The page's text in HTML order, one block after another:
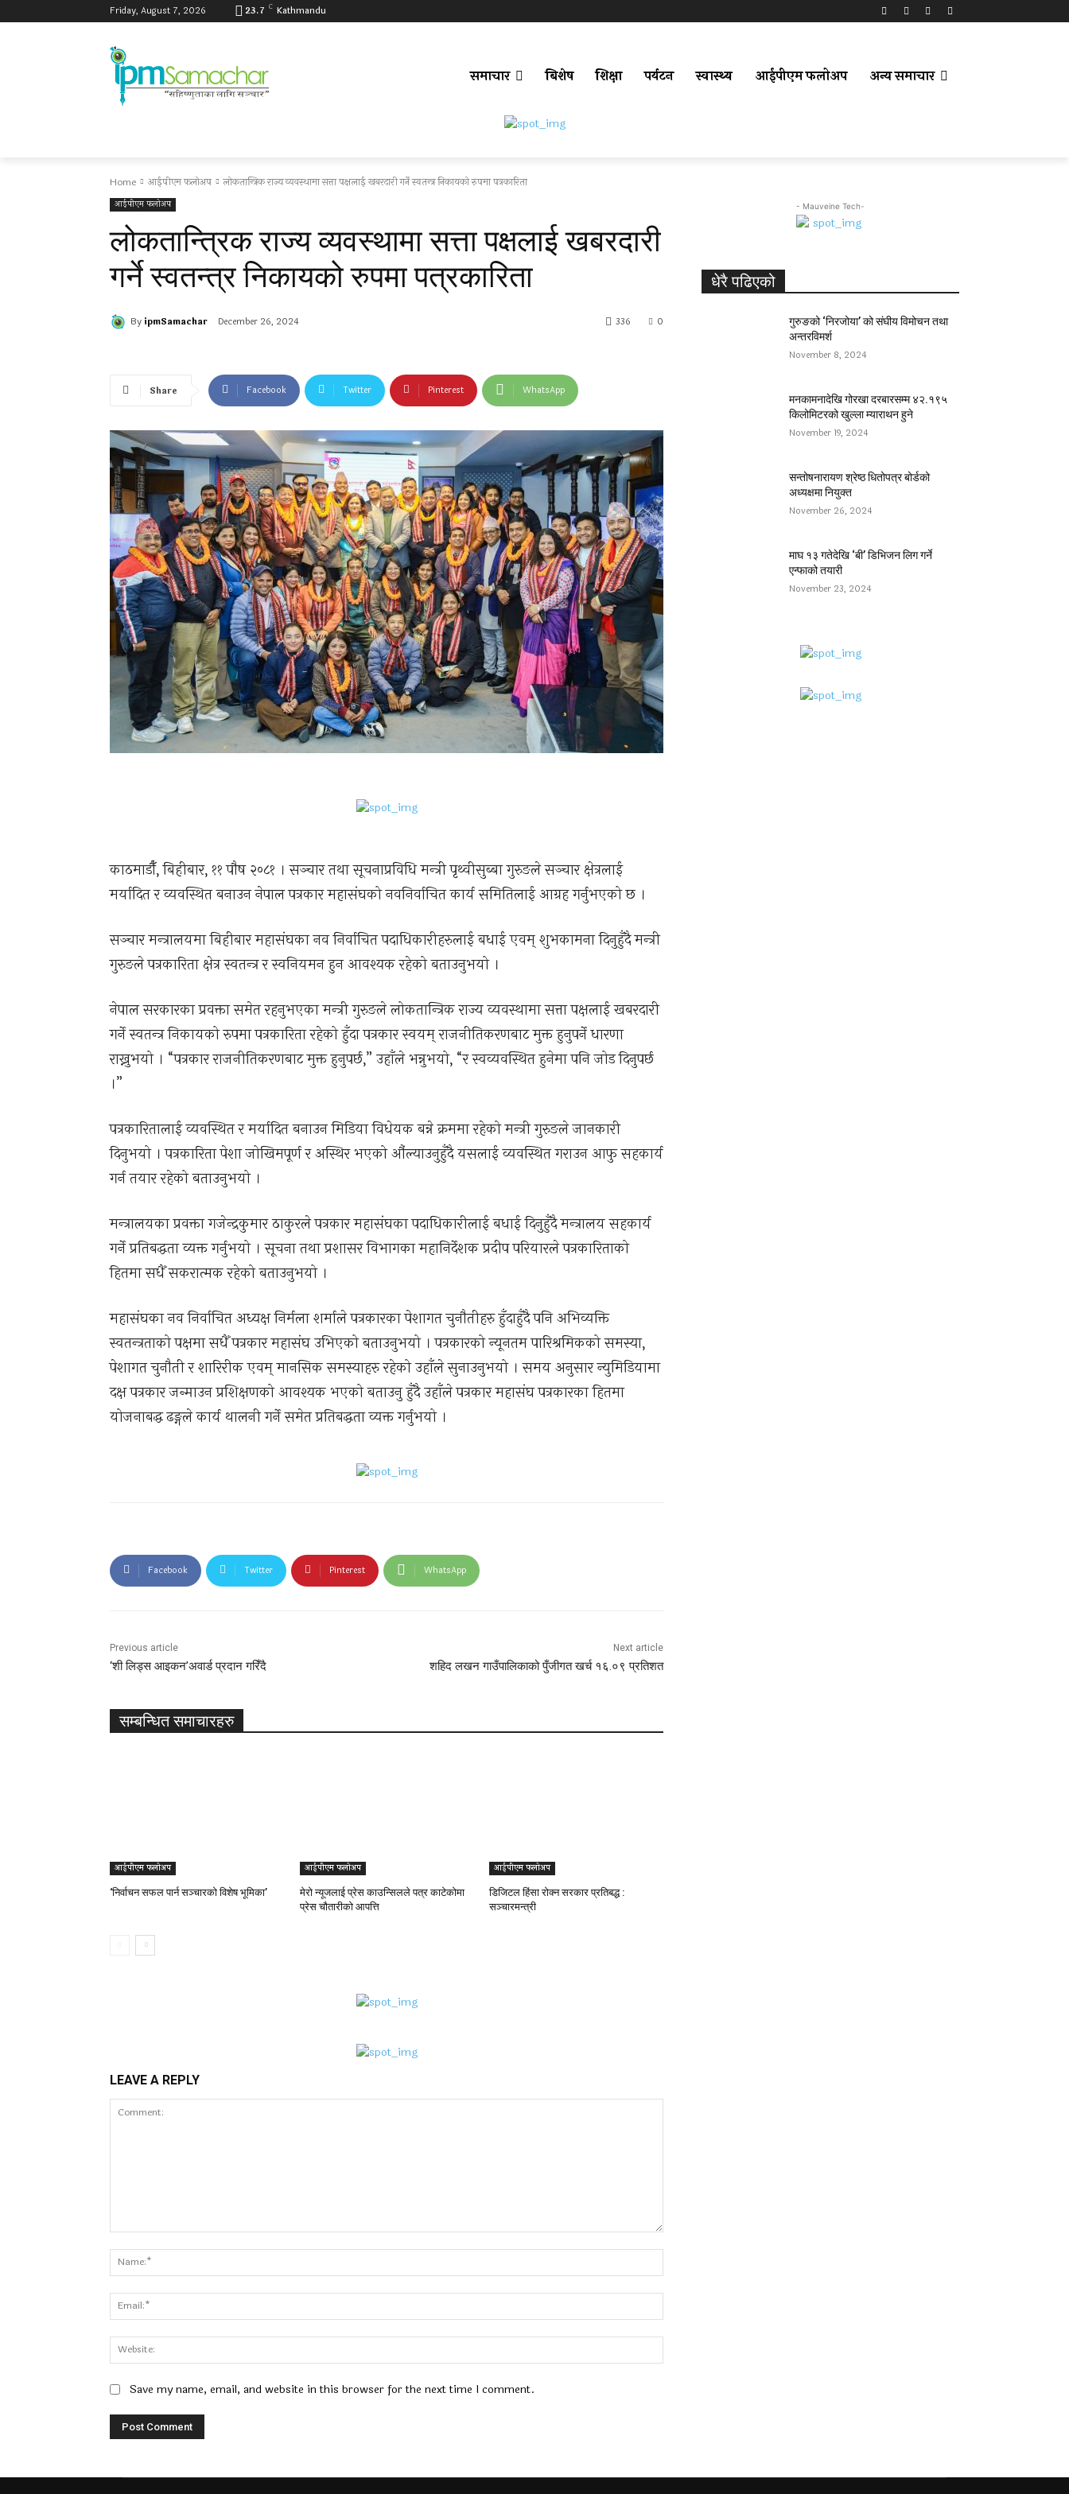
Friday, August 7, 2026 23.7 C Kathmandu
समाचार बिशेष शिक्षा पर्यटन स्वास्थ्य आईपीएम फलोअप अन्य समाचार
Home आईपीएम फलोअप लोकतान्त्रिक राज्य व्यवस्थामा सत्ता पक्षलाई खबरदारी गर्ने स्वतन्त्र निकायको रुपमा पत्रकारिता
आईपीएम फलोअप
लोकतान्त्रिक राज्य व्यवस्थामा सत्ता पक्षलाई खबरदारी
गर्ने स्वतन्त्र निकायको रुपमा पत्रकारिता
By ipmSamachar December 26, 2024 0
336
Share Facebook Twitter Pinterest WhatsApp
काठमाडौँ, बिहीबार, ११ पौष २०८१ । सञ्चार तथा सूचनाप्रविधि मन्त्री पृथ्वीसुब्बा गुरुङले सञ्चार क्षेत्रलाई
मर्यादित र व्यवस्थित बनाउन नेपाल पत्रकार महासंघको नवनिर्वाचित कार्य समितिलाई आग्रह गर्नुभएको छ ।
सञ्चार मन्त्रालयमा बिहीबार महासंघका नव निर्वाचित पदाधिकारीहरुलाई बधाई एवम् शुभकामना दिनुहुँदै मन्त्री
गुरुङले पत्रकारिता क्षेत्र स्वतन्त्र र स्वनियमन हुन आवश्यक रहेको बताउनुभयो ।
नेपाल सरकारका प्रवक्ता समेत रहनुभएका मन्त्री गुरुङले लोकतान्त्रिक राज्य व्यवस्थामा सत्ता पक्षलाई खबरदारी
गर्ने स्वतन्त्र निकायको रुपमा पत्रकारिता रहेको हुँदा पत्रकार स्वयम् राजनीतिकरणबाट मुक्त हुनुपर्ने धारणा
राख्नुभयो । “पत्रकार राजनीतिकरणबाट मुक्त हुनुपर्छ,” उहाँले भन्नुभयो, “र स्वव्यवस्थित हुनेमा पनि जोड दिनुपर्छ
।”
पत्रकारितालाई व्यवस्थित र मर्यादित बनाउन मिडिया विधेयक बन्ने क्रममा रहेको मन्त्री गुरुङले जानकारी
दिनुभयो । पत्रकारिता पेशा जोखिमपूर्ण र अस्थिर भएको औंल्याउनुहुँदै यसलाई व्यवस्थित गराउन आफु सहकार्य
गर्न तयार रहेको बताउनुभयो ।
मन्त्रालयका प्रवक्ता गजेन्द्रकुमार ठाकुरले पत्रकार महासंघका पदाधिकारीलाई बधाई दिनुहुँदै मन्त्रालय सहकार्य
गर्ने प्रतिबद्धता व्यक्त गर्नुभयो । सूचना तथा प्रशासर विभागका महानिर्देशक प्रदीप परियारले पत्रकारिताको
हितमा सधैँ सकरात्मक रहेको बताउनुभयो ।
महासंघका नव निर्वाचित अध्यक्ष निर्मला शर्माले पत्रकारका पेशागत चुनौतीहरु हुँदाहुँदै पनि अभिव्यक्ति
स्वतन्त्रताको पक्षमा सधैँ पत्रकार महासंघ उभिएको बताउनुभयो । पत्रकारको न्यूनतम पारिश्रमिकको समस्या,
पेशागत चुनौती र शारिरीक एवम् मानसिक समस्याहरु रहेको उहाँले सुनाउनुभयो । समय अनुसार न्युमिडियामा
दक्ष पत्रकार जन्माउन प्रशिक्षणको आवश्यक भएको बताउनु हुँदै उहाँले पत्रकार महासंघ पत्रकारका हितमा
योजनाबद्ध ढङ्गले कार्य थालनी गर्ने समेत प्रतिबद्धता व्यक्त गर्नुभयो ।
Facebook Twitter Pinterest WhatsApp
Previous article
‘शी लिड्स आइकन’अवार्ड प्रदान गरिँदै
Next article
शहिद लखन गाउँपालिकाको पुँजीगत खर्च १६.०९ प्रतिशत
सम्बन्धित समाचारहरु
आईपीएम फलोअप
‘निर्वाचन सफल पार्न सञ्चारको विशेष भूमिका’
आईपीएम फलोअप
मेरो न्यूजलाई प्रेस काउन्सिलले पत्र काटेकोमा
प्रेस चौतारीको आपत्ति
आईपीएम फलोअप
डिजिटल हिंसा रोक्न सरकार प्रतिबद्ध :
सञ्चारमन्त्री
LEAVE A REPLY
Save my name, email, and website in this browser for the next time I comment.
- Mauveine Tech-
धेरै पढिएको
गुरुङको ‘निरजोया’ को संघीय विमोचन तथा
अन्तरविमर्श
November 8, 2024
मनकामनादेखि गोरखा दरबारसम्म ४२.१९५
किलोमिटरको खुल्ला म्याराथन हुने
November 19, 2024
सन्तोषनारायण श्रेष्ठ धितोपत्र बोर्डको
अध्यक्षमा नियुक्त
November 26, 2024
माघ १३ गतेदेखि ‘बी’ डिभिजन लिग गर्ने
एन्फाको तयारी
November 23, 2024